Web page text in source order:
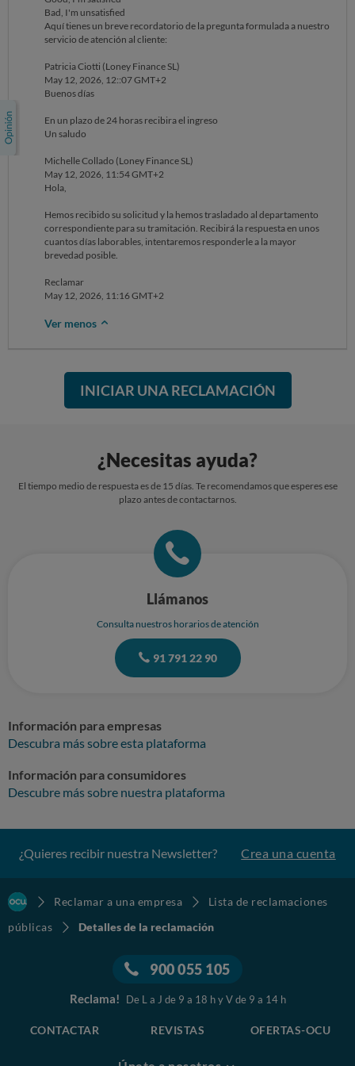
Reclamar
May 10, 2026, 12:30 GMT+2
Bad, I'm unsatisfied
Aquí tienes un breve recordatorio de la pregunta formulada a nuestro
servicio de atención al cliente:
Patricia Ciotti (Loney Finance SL)
May 12, 2026, 12::07 GMT+2
Buenos días
En un plazo de 24 horas recibira el ingreso
Un saludo
Michelle Collado (Loney Finance SL)
May 12, 2026, 11:54 GMT+2
Hola,
Hemos recibido su solicitud y la hemos trasladado al departamento
correspondiente para su tramitación. Recibirá la respuesta en unos
cuantos días laborables, intentaremos responderle a la mayor
brevedad posible.
Reclamar
May 12, 2026, 11:16 GMT+2
Ver menos
INICIAR UNA RECLAMACIÓN
¿Necesitas ayuda?
El tiempo medio de respuesta es de 15 días. Te recomendamos que esperes ese
plazo antes de contactarnos.
Llámanos
Consulta nuestros horarios de atención
91 791 22 90
Información para empresas
Descubra más sobre esta plataforma
Información para consumidores
Descubre más sobre nuestra plataforma
¿Quieres recibir nuestra Newsletter? Crea una cuenta
Reclamar a una empresa
Lista de reclamaciones
públicas
Detalles de la reclamación
900 055 105
Reclama! De L a J de 9 a 18 h y V de 9 a 14 h
CONTACTAR REVISTAS OFERTAS-OCU